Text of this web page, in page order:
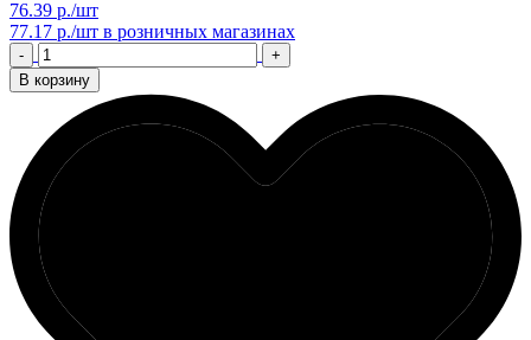
76.39 р./шт
77.17 р./шт в розничных магазинах
-
+
В корзину